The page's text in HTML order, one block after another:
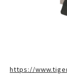
https://